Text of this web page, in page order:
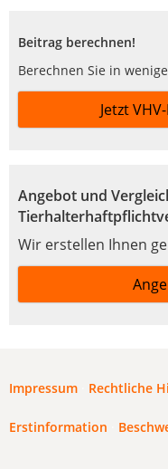
Beitrag berechnen!
Berechnen Sie in
Jetzt
Angebot und
Wir erstellen Ihnen
Impressum Rechtliche
Erstinformation